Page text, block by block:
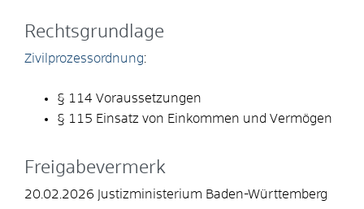
Rechtsgrundlage
Zivilprozessordnung:
§ 114 Voraussetzungen
§ 115 Einsatz von Einkommen und Vermögen
Freigabevermerk
20.02.2026 Justizministerium Baden-Württemberg